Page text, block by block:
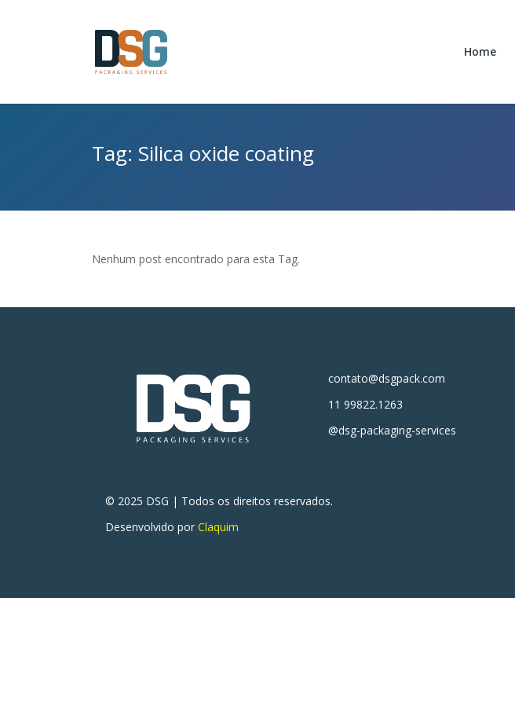
Home
Tag: Silica oxide coating
Nenhum post encontrado para esta Tag.
contato@dsgpack.com
11 99822.1263
@dsg-packaging-services
© 2025 DSG | Todos os direitos reservados.
Desenvolvido porClaquim